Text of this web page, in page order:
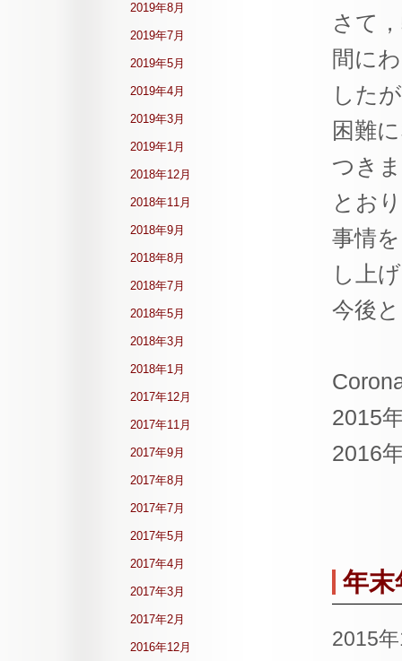
さて
間に
した
困難
つき
とお
事情
し上
今後
2015
2016
年末
2015
2019年8月
2019年7月
2019年5月
2019年4月
2019年3月
2019年1月
2018年12月
2018年11月
2018年9月
2018年8月
2018年7月
2018年5月
2018年3月
2018年1月
2017年12月
2017年11月
2017年9月
2017年8月
2017年7月
2017年5月
2017年4月
2017年3月
2017年2月
2016年12月